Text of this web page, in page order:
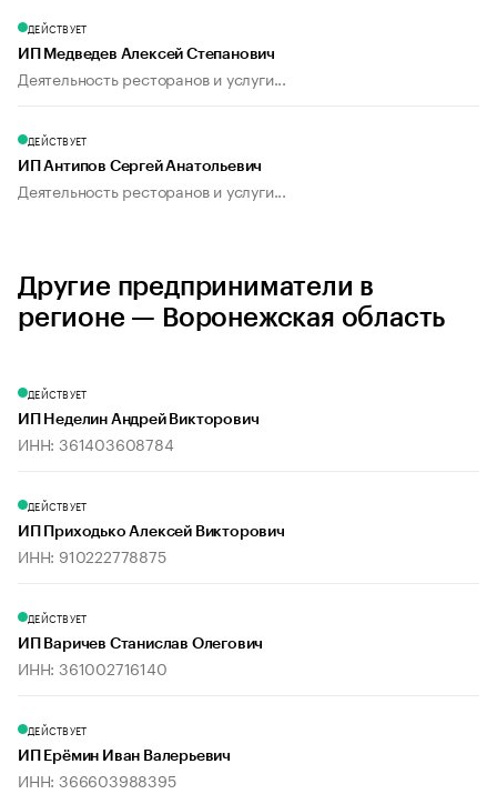
ДЕЙСТВУЕТ
ИП Медведев Алексей Степанович
Деятельность ресторанов и услуги...
ДЕЙСТВУЕТ
ИП Антипов Сергей Анатольевич
Деятельность ресторанов и услуги...
Другие предприниматели в
регионе — Воронежская область
ДЕЙСТВУЕТ
ИП Неделин Андрей Викторович
ИНН: 361403608784
ДЕЙСТВУЕТ
ИП Приходько Алексей Викторович
ИНН: 910222778875
ДЕЙСТВУЕТ
ИП Варичев Станислав Олегович
ИНН: 361002716140
ДЕЙСТВУЕТ
ИП Ерёмин Иван Валерьевич
ИНН: 366603988395